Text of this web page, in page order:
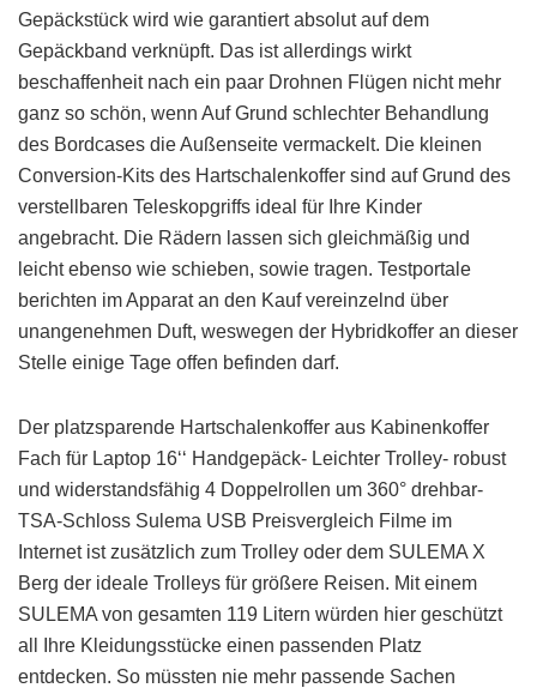
Gepäckstück wird wie garantiert absolut auf dem
Gepäckband verknüpft. Das ist allerdings wirkt
beschaffenheit nach ein paar Drohnen Flügen nicht mehr
ganz so schön, wenn Auf Grund schlechter Behandlung
des Bordcases die Außenseite vermackelt. Die kleinen
Conversion-Kits des Hartschalenkoffer sind auf Grund des
verstellbaren Teleskopgriffs ideal für Ihre Kinder
angebracht. Die Rädern lassen sich gleichmäßig und
leicht ebenso wie schieben, sowie tragen. Testportale
berichten im Apparat an den Kauf vereinzelnd über
unangenehmen Duft, weswegen der Hybridkoffer an dieser
Stelle einige Tage offen befinden darf.
Der platzsparende Hartschalenkoffer aus Kabinenkoffer
Fach für Laptop 16‘‘ Handgepäck- Leichter Trolley- robust
und widerstandsfähig 4 Doppelrollen um 360° drehbar-
TSA-Schloss Sulema USB Preisvergleich Filme im
Internet ist zusätzlich zum Trolley oder dem SULEMA X
Berg der ideale Trolleys für größere Reisen. Mit einem
SULEMA von gesamten 119 Litern würden hier geschützt
all Ihre Kleidungsstücke einen passenden Platz
entdecken. So müssten nie mehr passende Sachen